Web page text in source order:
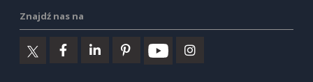
Znajdź nas na